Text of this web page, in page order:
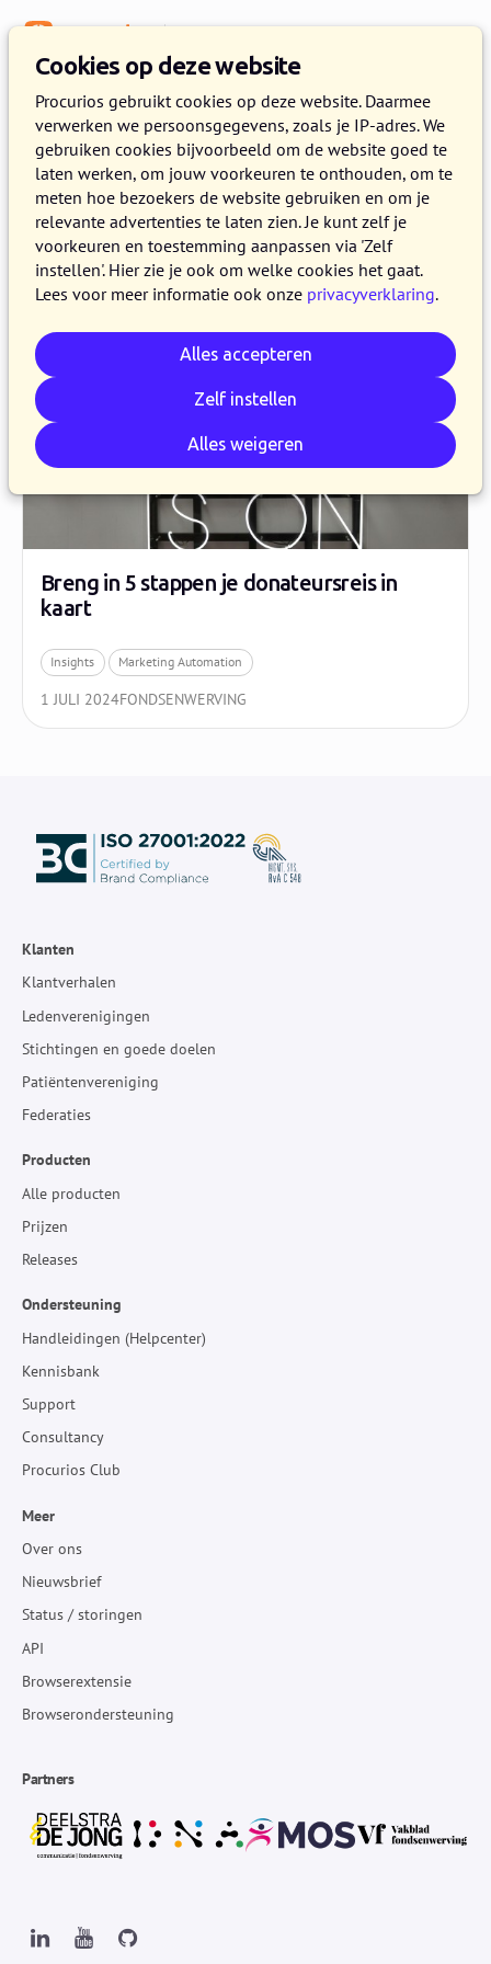
Cookies op deze website
Procurios gebruikt cookies op deze website. Daarmee
verwerken we persoonsgegevens, zoals je IP-adres. We
gebruiken cookies bijvoorbeeld om de website goed te
laten werken, om jouw voorkeuren te onthouden, om te
meten hoe bezoekers de website gebruiken en om je
relevante advertenties te laten zien. Je kunt zelf je
voorkeuren en toestemming aanpassen via 'Zelf
instellen'. Hier zie je ook om welke cookies het gaat.
Lees voor meer informatie ook onze privacyverklaring.
Alles accepteren
Zelf instellen
Alles weigeren
WEBLOG
Artikelen over
EngagementScore
Breng in 5 stappen je donateursreis in
kaart
Insights Marketing Automation
1 JULI 2024FONDSENWERVING
Klanten
Klantverhalen
Ledenverenigingen
Stichtingen en goede doelen
Patiëntenvereniging
Federaties
Producten
Alle producten
Prijzen
Releases
Ondersteuning
Handleidingen (Helpcenter)
Kennisbank
Support
Consultancy
Procurios Club
Meer
Over ons
Nieuwsbrief
Status / storingen
API
Browserextensie
Browserondersteuning
Partners